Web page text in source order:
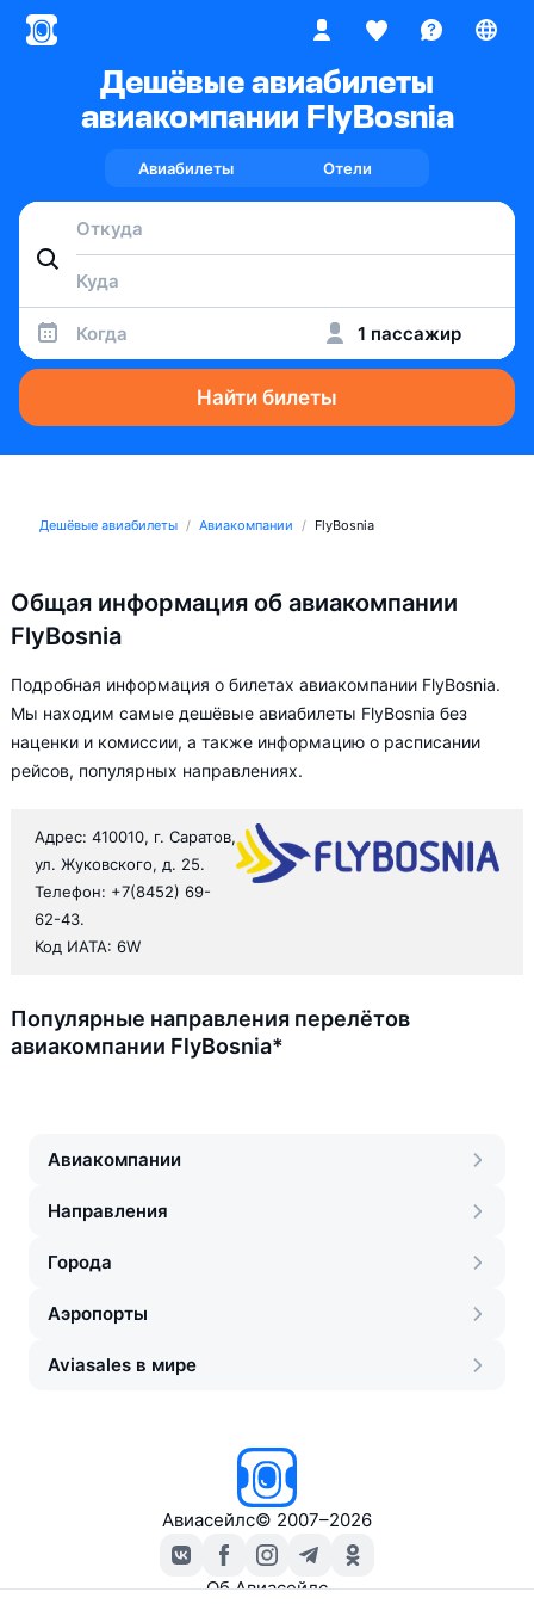
Дешёвые авиабилеты
авиакомпании FlyBosnia
Авиабилеты Отели
Когда 1 пассажир
Найти билеты
Дешёвые авиабилеты Авиакомпании FlyBosnia
Общая информация об авиакомпании
FlyBosnia
Подробная информация о билетах авиакомпании FlyBosnia.
Мы находим самые дешёвые авиабилеты FlyBosnia без
наценки и комиссии, а также информацию о расписании
рейсов, популярных направлениях.
Адрес: 410010, г. Саратов,
ул. Жуковского, д. 25.
Телефон: +7(8452) 69-
62-43.
Код ИАТА: 6W
Популярные направления перелётов
авиакомпании FlyBosnia*
Авиакомпании
Направления
Города
Аэропорты
Aviasales в мире
Авиасейлс© 2007–2026
Об Авиасейлс